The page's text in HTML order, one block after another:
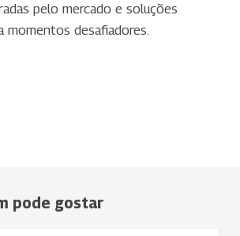
pelo mercado e soluções
momentos desafiadores.
pode gostar